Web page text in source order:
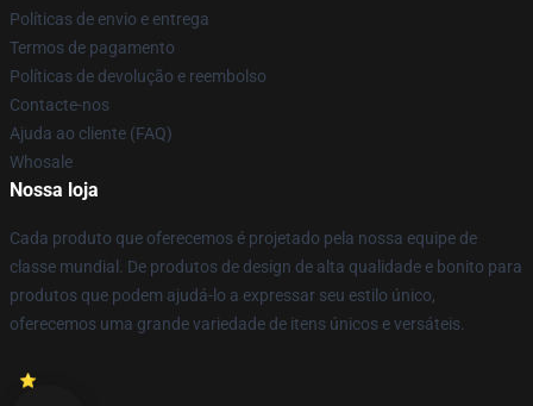
Políticas de envio e entrega
Termos de pagamento
Políticas de devolução e reembolso
Contacte-nos
Ajuda ao cliente (FAQ)
Whosale
Nossa loja
Cada produto que oferecemos é projetado pela nossa equipe de
classe mundial. De produtos de design de alta qualidade e bonito para
produtos que podem ajudá-lo a expressar seu estilo único,
oferecemos uma grande variedade de itens únicos e versáteis.